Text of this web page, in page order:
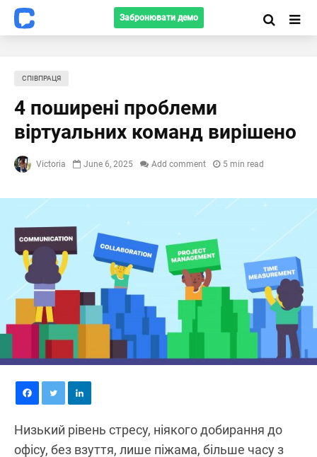
Забронювати демо
СПІВПРАЦЯ
4 поширені проблеми
віртуальних команд вирішено
Victoria June 6, 2025 Add comment 5 min read
Низький рівень стресу, ніякого добирання до
офісу, без взуття, лише піжама, більше часу з